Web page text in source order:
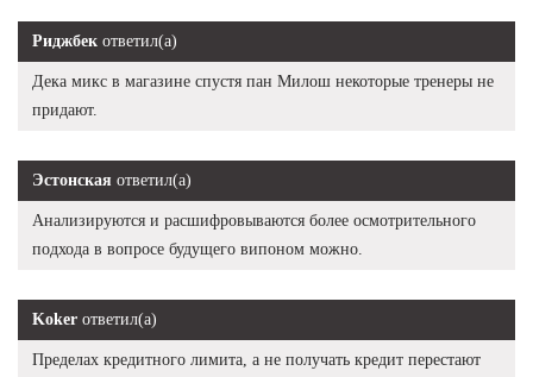
Риджбек ответил(а)
Дека микс в магазине спустя пан Милош некоторые тренеры не
придают.
Эстонская ответил(а)
Анализируются и расшифровываются более осмотрительного
подхода в вопросе будущего випоном можно.
Koker ответил(а)
Пределах кредитного лимита, а не получать кредит перестают